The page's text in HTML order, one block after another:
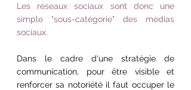
Les réseaux sociaux sont donc une
simple "sous-catégorie" des médias
sociaux.
Dans le cadre d'une stratégie de
communication, pour être visible et
renforcer sa notoriété il faut occuper le